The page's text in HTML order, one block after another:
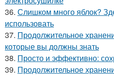
36. Слишком много яблок?
использовать
37. Продолжительное
которые вы должны знать
38. Просто и эффективно:
39. Продолжительное